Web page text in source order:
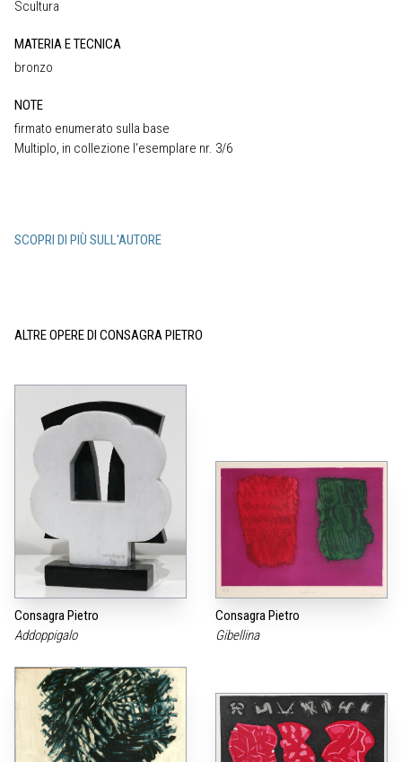
Scultura
MATERIA E TECNICA
bronzo
NOTE
firmato enumerato sulla base
Multiplo, in collezione l‘esemplare nr. 3/6
SCOPRI DI PIÙ SULL'AUTORE
ALTRE OPERE DI CONSAGRA PIETRO
Consagra Pietro
Addoppigalo
Consagra Pietro
Gibellina